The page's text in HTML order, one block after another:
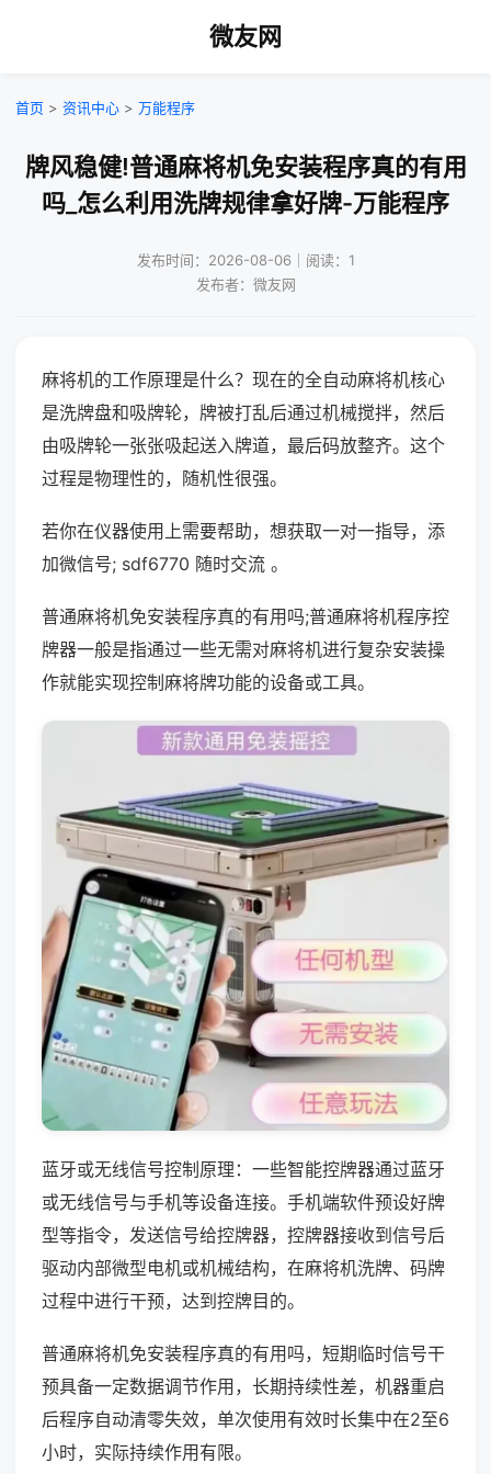
微友网
首页 > 资讯中心 > 万能程序
牌风稳健!普通麻将机免安装程序真的有用
吗_怎么利用洗牌规律拿好牌-万能程序
发布时间：2026-08-06｜阅读：1
发布者：微友网
麻将机的工作原理是什么？现在的全自动麻将机核心
是洗牌盘和吸牌轮，牌被打乱后通过机械搅拌，然后
由吸牌轮一张张吸起送入牌道，最后码放整齐。这个
过程是物理性的，随机性很强。
若你在仪器使用上需要帮助，想获取一对一指导，添
加微信号; sdf6770 随时交流 。
普通麻将机免安装程序真的有用吗;普通麻将机程序控
牌器一般是指通过一些无需对麻将机进行复杂安装操
作就能实现控制麻将牌功能的设备或工具。
蓝牙或无线信号控制原理：一些智能控牌器通过蓝牙
或无线信号与手机等设备连接。手机端软件预设好牌
型等指令，发送信号给控牌器，控牌器接收到信号后
驱动内部微型电机或机械结构，在麻将机洗牌、码牌
过程中进行干预，达到控牌目的。
普通麻将机免安装程序真的有用吗，短期临时信号干
预具备一定数据调节作用，长期持续性差，机器重启
后程序自动清零失效，单次使用有效时长集中在2至6
小时，实际持续作用有限。